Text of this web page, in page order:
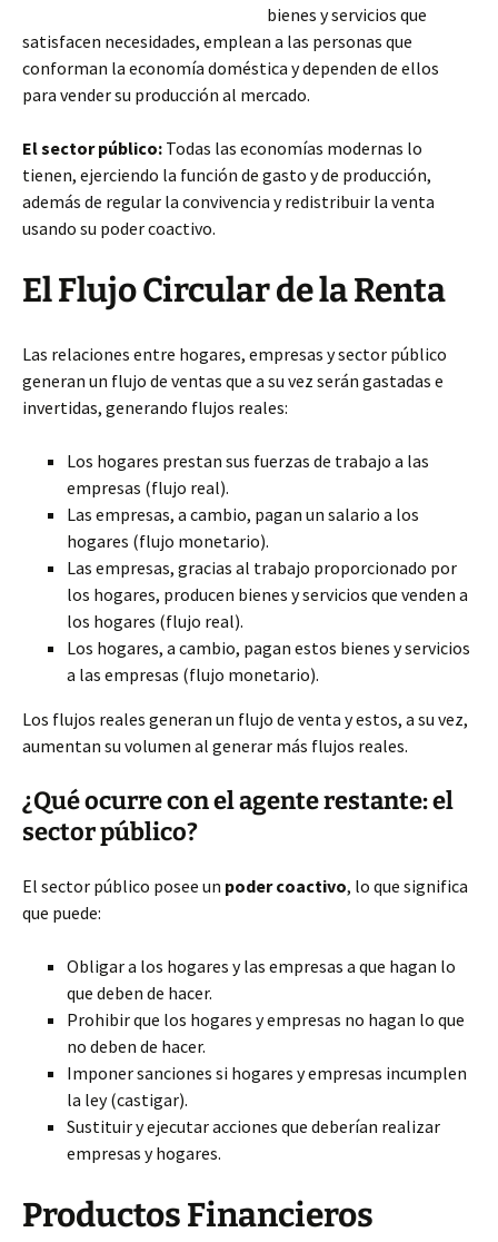
bienes y servicios que
satisfacen necesidades, emplean a las personas que
conforman la economía doméstica y dependen de ellos
para vender su producción al mercado.
El sector público: Todas las economías modernas lo
tienen, ejerciendo la función de gasto y de producción,
además de regular la convivencia yredistribuir la venta
usando su poder coactivo.
El Flujo Circular de la Renta
Las relaciones entre hogares, empresas y sector público
generan un flujo de ventas que a su vez serán gastadas e
invertidas, generando flujos reales:
Los hogares prestan sus fuerzas de trabajo a las
empresas (flujo real).
Las empresas, a cambio, pagan un salario a los
hogares (flujo monetario).
Las empresas, gracias al trabajo proporcionado por
los hogares, producen bienes y servicios que venden a
los hogares (flujo real).
Los hogares, a cambio, pagan estos bienes y servicios
a las empresas (flujo monetario).
Los flujos reales generan un flujo de venta y estos, a su vez,
aumentan su volumen al generar más flujos reales.
¿Qué ocurre con el agente restante: el
sector público?
El sector público posee un poder coactivo, lo que significa
que puede:
Obligar a los hogares y las empresas a que hagan lo
que deben de hacer.
Prohibir que los hogares y empresas no hagan lo que
no deben de hacer.
Imponer sanciones si hogares y empresas incumplen
la ley (castigar).
Sustituir y ejecutar acciones que deberían realizar
empresas y hogares.
Productos Financieros